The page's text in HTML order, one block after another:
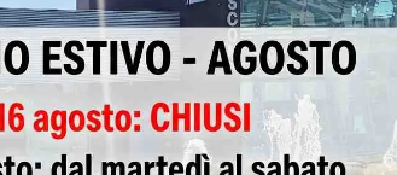
contemporaneo. La poltroncina
design originale e ricercato,
schienale avvolgente che assicura
comfort. La sua silhouette
rendono un complemento
arricchire con stile e funzionalità